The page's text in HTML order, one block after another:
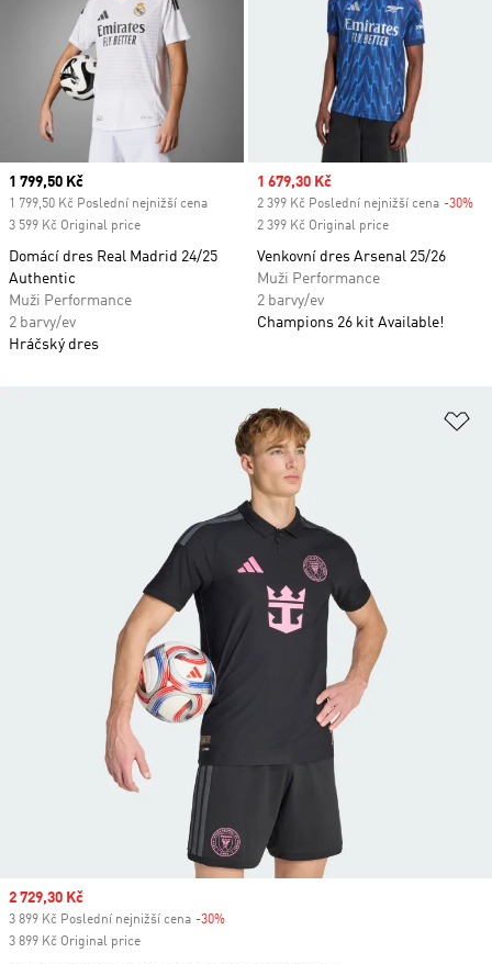
Current price
1 799,50 Kč
1 799,50 Kč Poslední nejnižší cena
3 599 Kč Original price
Domácí dres Real Madrid 24/25
Authentic
Muži Performance
2 barvy/ev
Hráčský dres
Sale price
1 679,30 Kč
2 399 Kč Poslední nejnižší cena -30%
2 399 Kč Original price
Venkovní dres Arsenal 25/26
Muži Performance
2 barvy/ev
Champions 26 kit Available!
Sale price
2 729,30 Kč
3 899 Kč Poslední nejnižší cena -30%
3 899 Kč Original price